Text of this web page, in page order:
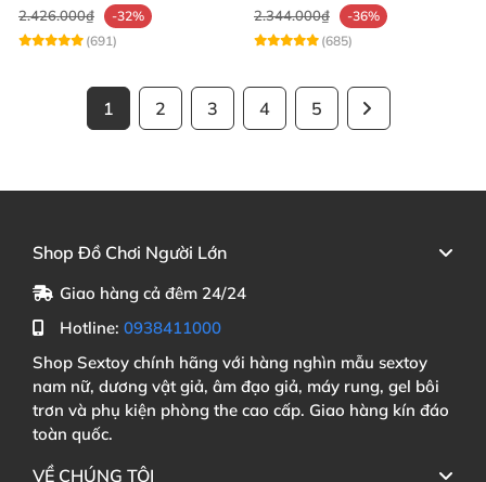
2.426.000₫
-32%
(691)
2.344.000₫
-36%
(685)
1 2 3 4 5
Shop Đồ Chơi Người Lớn
Giao hàng cả đêm 24/24
Hotline: 0938411000
Shop Sextoy chính hãng với hàng nghìn mẫu sextoy
nam nữ, dương vật giả, âm đạo giả, máy rung, gel bôi
trơn và phụ kiện phòng the cao cấp. Giao hàng kín đáo
toàn quốc.
VỀ CHÚNG TÔI